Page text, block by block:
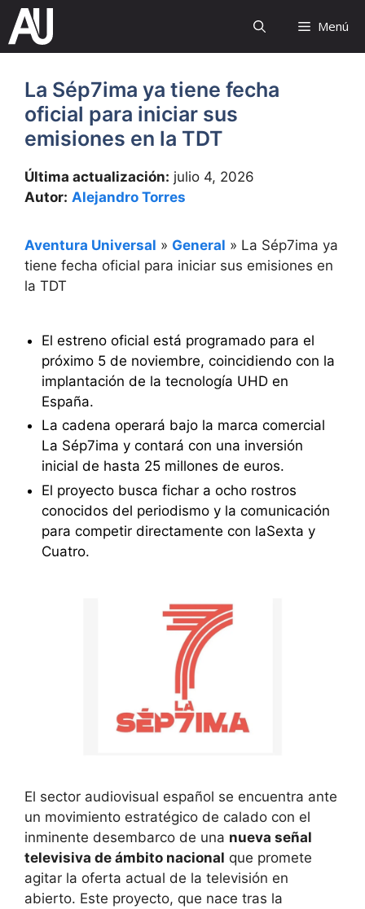
Saltar
contenido
Menú
La Sép7ima ya tiene fecha
oficial para iniciar sus
emisiones en la TDT
Última actualización: julio 4, 2026
Autor: Alejandro Torres
Aventura Universal » General » La Sép7ima ya
tiene fecha oficial para iniciar sus emisiones en
la TDT
El estreno oficial está programado para el
próximo 5 de noviembre, coincidiendo con la
implantación de la tecnología UHD en
España.
La cadena operará bajo la marca comercial
La Sép7ima y contará con una inversión
inicial de hasta 25 millones de euros.
El proyecto busca fichar a ocho rostros
conocidos del periodismo y la comunicación
para competir directamente con laSexta y
Cuatro.
El sector audiovisual español se encuentra ante
un movimiento estratégico de calado con el
inminente desembarco de una nueva señal
televisiva de ámbito nacional que promete
agitar la oferta actual de la televisión en
abierto. Este proyecto, que nace tras la